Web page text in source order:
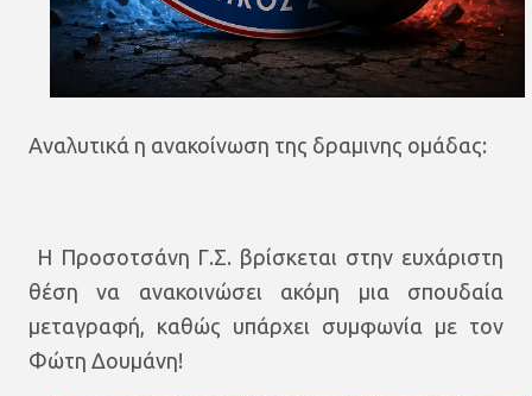
Αναλυτικά η ανακοίνωση της δραμινης ομάδας:
Η Προσοτσάνη Γ.Σ. βρίσκεται στην ευχάριστη
θέση να ανακοινώσει ακόμη μια σπουδαία
μεταγραφή, καθώς υπάρχει συμφωνία με τον
Φώτη Δουμάνη!